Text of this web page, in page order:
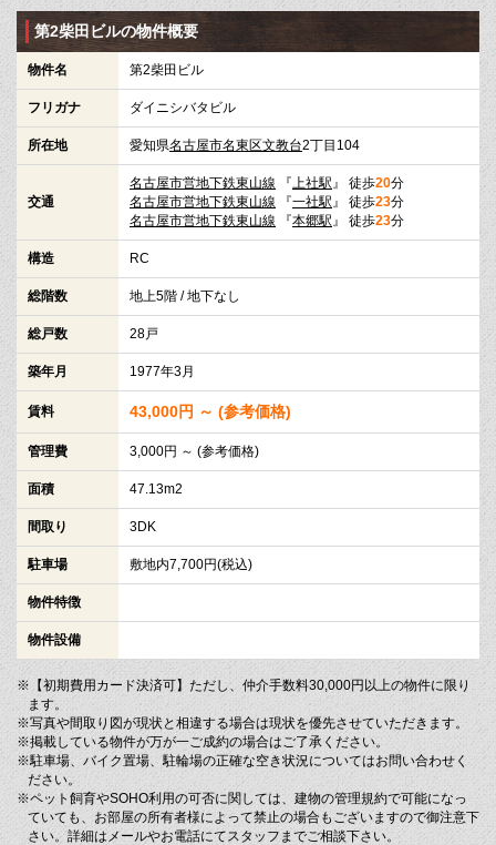
第2柴田ビルの物件概要
物件名 第2柴田ビル
フリガナ ダイニシバタビル
所在地 愛知県名古屋市名東区文教台2丁目104
交通
名古屋市営地下鉄東山線 『 上社駅 』 徒歩20分
名古屋市営地下鉄東山線 『一社駅 』 徒歩23分
名古屋市営地下鉄東山線 『本郷駅 』 徒歩23分
構造 RC
総階数 地上5階 / 地下なし
総戸数 28戸
築年月 1977年3月
賃料 43,000円 ～ (参考価格)
管理費 3,000円 ～ (参考価格)
面積 47.13m2
間取り 3DK
駐車場 敷地内7,700円(税込)
物件特徴
物件設備
※【初期費用カード決済可】ただし、仲介手数料30,000円以上の物件に限り
ます。
※写真や間取り図が現状と相違する場合は現状を優先させていただきます。
※掲載している物件が万が一ご成約の場合はご了承ください。
※駐車場、バイク置場、駐輪場の正確な空き状況についてはお問い合わせく
ださい。
※ペット飼育やSOHO利用の可否に関しては、建物の管理規約で可能になっ
ていても、お部屋の所有者様によって禁止の場合もございますので御注意下
さい。詳細はメールやお電話にてスタッフまでご相談下さい。